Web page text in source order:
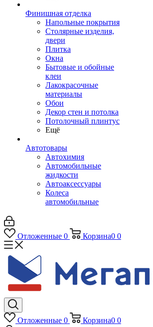
Финишная отделка
Напольные покрытия
Столярные изделия,
двери
Плитка
Окна
Бытовые и обойные
клеи
Лакокрасочные
материалы
Обои
Декор стен и потолка
Потолочный плинтус
Ещё
Автотовары
Автохимия
Автомобильные
жидкости
Автоаксессуары
Колеса
автомобильные
Отложенные 0 Корзина0 0
Отложенные 0 Корзина0 0